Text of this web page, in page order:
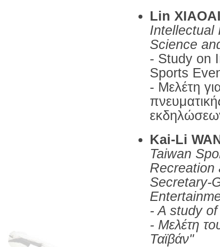
Lin
Intellectual
Science
- Study on
Sports
- Μελέτη
Kai-Li
Taiwan
Recreation
Secretary-
- A study
- Mελέτη
Ταϊβάν"